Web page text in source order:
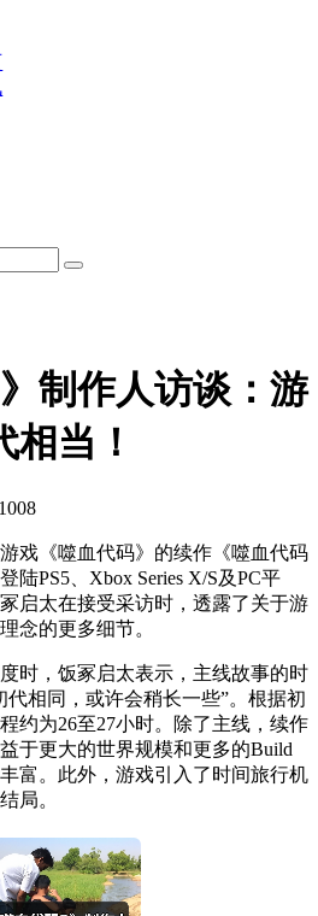
》制作人访谈：游
当！
1008
戏《噬血代码》的续作《噬血代码
陆PS5、Xbox Series X/S及PC平
启太在接受采访时，透露了关于游
念的更多细节。
时，饭冢启太表示，主线故事的时
相同，或许会稍长一些”。根据初
约为26至27小时。除了主线，续作
于更大的世界规模和更多的Build
富。此外，游戏引入了时间旅行机
局。